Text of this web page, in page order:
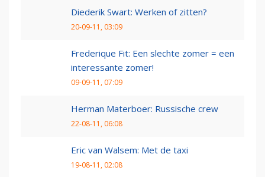
Diederik Swart: Werken of zitten?
20-09-11, 03:09
Frederique Fit: Een slechte zomer = een
interessante zomer!
09-09-11, 07:09
Herman Materboer: Russische crew
22-08-11, 06:08
Eric van Walsem: Met de taxi
19-08-11, 02:08